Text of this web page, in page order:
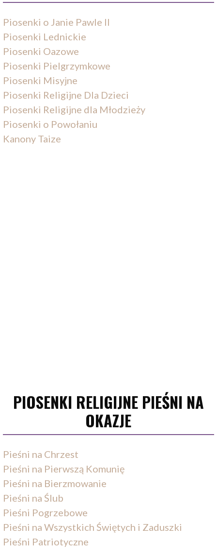
Piosenki o Janie Pawle II
Piosenki Lednickie
Piosenki Oazowe
Piosenki Pielgrzymkowe
Piosenki Misyjne
Piosenki Religijne Dla Dzieci
Piosenki Religijne dla Młodzieży
Piosenki o Powołaniu
Kanony Taize
PIOSENKI RELIGIJNE PIEŚNI NA
OKAZJE
Pieśni na Chrzest
Pieśni na Pierwszą Komunię
Pieśni na Bierzmowanie
Pieśni na Ślub
Pieśni Pogrzebowe
Pieśni na Wszystkich Świętych i Zaduszki
Pieśni Patriotyczne